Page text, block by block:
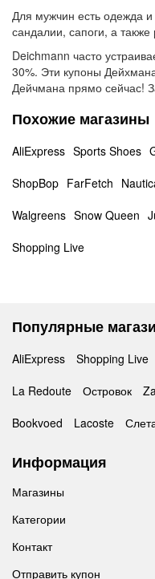
Для мужчин есть одежда и
сандалии, сапоги, а
Deichmann часто
30%. Эти купоны
Дейчмана прямо сейчас!
Похожие магазины
AliExpress Sports Shoes
ShopBop FarFetch
Walgreens Snow Queen
Shopping Live
Популярные
AliExpress Shopping Live
La Redoute
Островок
Bookvoed
Lacoste
Информация
Магазины
Категории
Контакт
Отправить купон